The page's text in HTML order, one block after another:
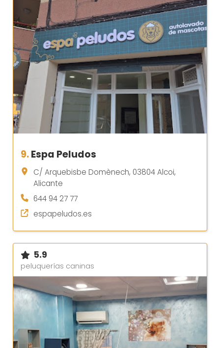
9.Espa Peludos
C/ Arquebisbe Domènech, 03804 Alcoi,
Alicante
644 94 27 77
espapeludos.es
5.9
peluquerías caninas